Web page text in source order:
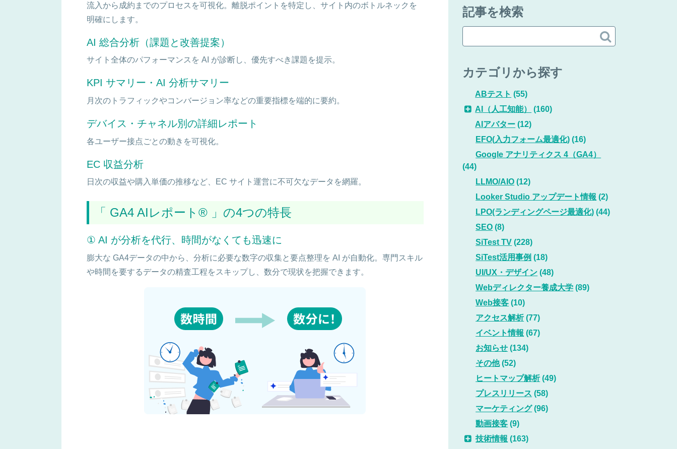
流入から成約までのプロセスを可視化。離脱ポイントを特定し、サイト内のボトルネックを
明確にします。
AI 総合分析（課題と改善提案）
サイト全体のパフォーマンスを AI が診断し、優先すべき課題を提示。
KPI サマリー・AI 分析サマリー
月次のトラフィックやコンバージョン率などの重要指標を端的に要約。
デバイス・チャネル別の詳細レポート
各ユーザー接点ごとの動きを可視化。
EC 収益分析
日次の収益や購入単価の推移など、EC サイト運営に不可欠なデータを網羅。
「 GA4 AIレポート® 」の4つの特長
① AI が分析を代行、時間がなくても迅速に
膨大な GA4データの中から、分析に必要な数字の収集と要点整理を AI が自動化。専門スキル
や時間を要するデータの精査工程をスキップし、数分で現状を把握できます。
記事を検索

カテゴリから探す
ABテスト (55)
AI（人工知能）
(160)
AIアバター (12)
EFO(入力フォーム最適化) (16)
Google アナリティクス 4（GA4）
(44)
LLMO/AIO (12)
Looker Studio アップデート情報 (2)
LPO(ランディングページ最適化) (44)
SEO (8)
SiTest TV (228)
SiTest活用事例 (18)
UI/UX・デザイン (48)
Webディレクター養成大学 (89)
Web接客 (10)
アクセス解析(77)
イベント情報 (67)
お知らせ (134)
その他(52)
ヒートマップ解析(49)
プレスリリース (58)
マーケティング(96)
動画接客 (9)
技術情報 (163)